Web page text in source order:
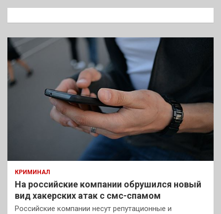
к
КРИМИНАЛ
На российские компании обрушился новый
вид хакерских атак с смс-спамом
Российские компании несут репутационные и